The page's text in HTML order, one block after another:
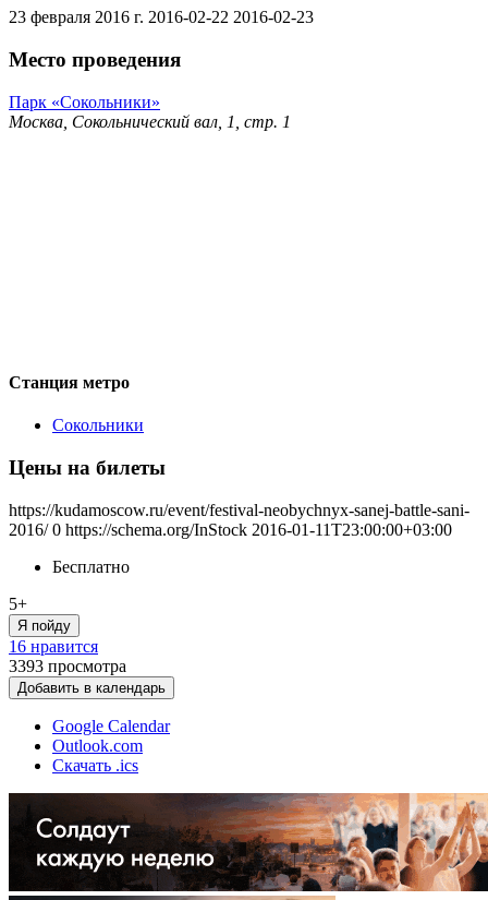
23 февраля 2016 г. 2016-02-22 2016-02-23
Место проведения
Парк «Сокольники»
Москва, Сокольнический вал, 1, стр. 1
Станция метро
Сокольники
Цены на билеты
https://kudamoscow.ru/event/festival-neobychnyx-sanej-battle-sani-
2016/ 0 https://schema.org/InStock 2016-01-11T23:00:00+03:00
Бесплатно
5+
Я пойду
16 нравится
3393 просмотра
Добавить в календарь
Google Calendar
Outlook.com
Скачать .ics